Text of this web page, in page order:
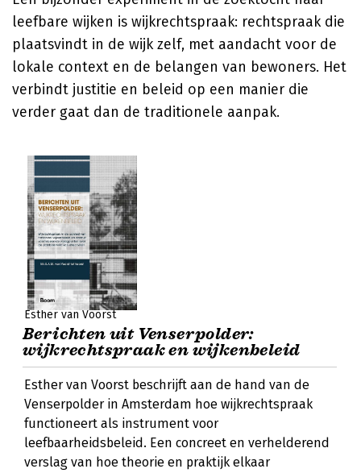
leefbare wijken is wijkrechtspraak: rechtspraak die
plaatsvindt in de wijk zelf, met aandacht voor de
lokale context en de belangen van bewoners. Het
verbindt justitie en beleid op een manier die
verder gaat dan de traditionele aanpak.
Esther van Voorst
Berichten uit Venserpolder:
wijkrechtspraak en wijkenbeleid
Esther van Voorst beschrijft aan de hand van de
Venserpolder in Amsterdam hoe wijkrechtspraak
functioneert als instrument voor
leefbaarheidsbeleid. Een concreet en verhelderend
verslag van hoe theorie en praktijk elkaar